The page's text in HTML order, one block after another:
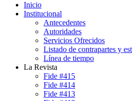
Inicio
Institucional
Antecedentes
Autoridades
Servicios Ofrecidos
Listado de contrapartes y
Línea de tiempo
La Revista
Fide #415
Fide #414
Fide #413